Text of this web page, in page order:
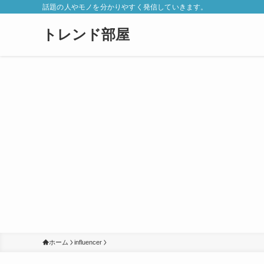
話題の人やモノを分かりやすく発信していきます。
トレンド部屋
ホーム influencer